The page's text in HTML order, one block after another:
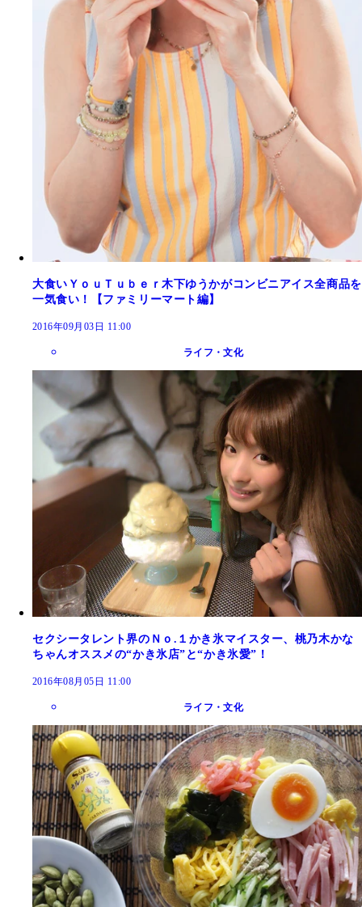
大食いＹｏｕＴｕｂｅｒ木下ゆうかがコンビニアイス全商品を
一気食い！【ファミリーマート編】
2016年09月03日 11:00
ライフ・文化
セクシータレント界のＮｏ.１かき氷マイスター、桃乃木かな
ちゃんオススメの“かき氷店”と“かき氷愛”！
2016年08月05日 11:00
ライフ・文化